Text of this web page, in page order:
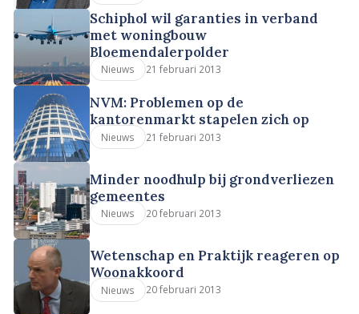
Schiphol wil garanties in verband
met woningbouw
Bloemendalerpolder
Nieuws 21 februari 2013
NVM: Problemen op de
kantorenmarkt stapelen zich op
Nieuws 21 februari 2013
Minder noodhulp bij grondverliezen
gemeentes
Nieuws 20 februari 2013
Wetenschap en Praktijk reageren op
Woonakkoord
Nieuws 20 februari 2013